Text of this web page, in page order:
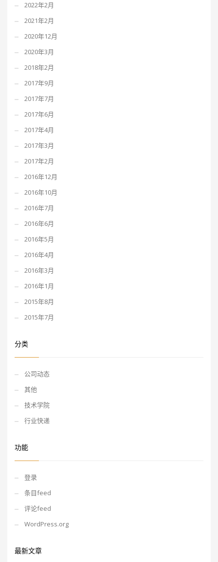
2022年2月
2021年2月
2020年12月
2020年3月
2018年2月
2017年9月
2017年7月
2017年6月
2017年4月
2017年3月
2017年2月
2016年12月
2016年10月
2016年7月
2016年6月
2016年5月
2016年4月
2016年3月
2016年1月
2015年8月
2015年7月
分类
公司动态
其他
技术学院
行业快递
功能
登录
条目feed
评论feed
WordPress.org
最新文章